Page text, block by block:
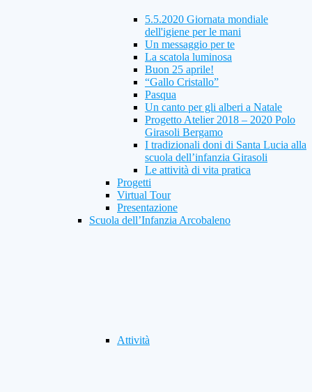
5.5.2020 Giornata mondiale
dell'igiene per le mani
Un messaggio per te
La scatola luminosa
Buon 25 aprile!
“Gallo Cristallo”
Pasqua
Un canto per gli alberi a Natale
Progetto Atelier 2018 – 2020 Polo
Girasoli Bergamo
I tradizionali doni di Santa Lucia alla
scuola dell’infanzia Girasoli
Le attività di vita pratica
Progetti
Virtual Tour
Presentazione
Scuola dell’Infanzia Arcobaleno
Attività